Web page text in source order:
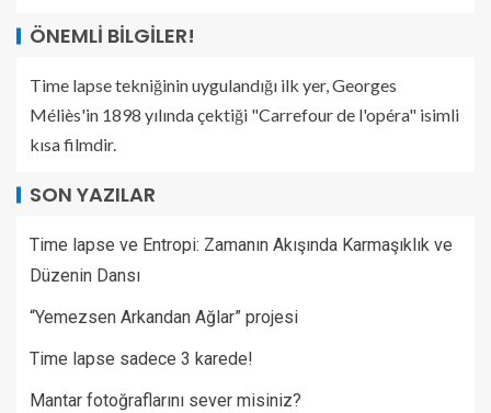
ÖNEMLI BILGILER!
Time lapse tekniğinin uygulandığı ilk yer, Georges
Méliès'in 1898 yılında çektiği "Carrefour de l'opéra" isimli
kısa filmdir.
SON YAZILAR
Time lapse ve Entropi: Zamanın Akışında Karmaşıklık ve
Düzenin Dansı
“Yemezsen Arkandan Ağlar” projesi
Time lapse sadece 3 karede!
Mantar fotoğraflarını sever misiniz?